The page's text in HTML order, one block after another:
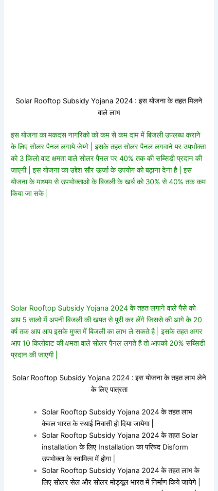
Solar Rooftop Subsidy Yojana 2024 : इस योजना के तहत मिलने
वाले लाभ
इस योजना का मकदस नागरिको को कम से कम दाम में बिजली उपलब्ध कराने
के लिए सोलर पैनल लगाये जेय्गे | इसके तहत सोलर पैनल लगवाने पर उपभोक्ता
को 3 किलो वाट क्षमता वाले सोलर पैनल पर 40% तक की सब्सिडी प्रदान की
जाएगी | इस योजना का उद्देश सौर ऊर्जा के उपयोग को बढ़ाना देना है | इस
योजना के माध्यम से उपभोक्ताओ के बिजली के खर्च को 30% से 40% तक कम
किया जा सके |
Solar Rooftop Subsidy Yojana 2024 के तहत लगाने वाले पैसे को
आप 5 सालो में अपनी बिजली की खपत से पूरी कर लेंगे जिससे की आगे के 20
वर्ष तक आप आप इसके मुफ्त में बिजली का लाभ ले सकते है | इसके तहत अगर
आप 10 किलोवाट की क्षमता वाले सोलर पैनल लगते है तो आपको 20% सब्सिडी
प्रदान की जाएगी |
Solar Rooftop Subsidy Yojana 2024 : इस योजना के तहत लाभ लेने
के लिए पात्रता
Solar Rooftop Subsidy Yojana 2024 के तहत लाभ
केवल भारत के स्थाई निवासी हो दिया जायेगा |
Solar Rooftop Subsidy Yojana 2024 के तहत Solar
installation के लिए Installation का परिषद Disform
उपभोक्ता के स्वामित्व में होगा |
Solar Rooftop Subsidy Yojana 2024 के तहत लाभ के
लिए सोलर सेल और सोलर मोड्यूल भारत में निर्माण किये जायेगे |